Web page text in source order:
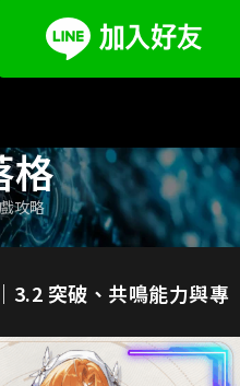
格
攻略
3.2 突破、共鳴能力與專